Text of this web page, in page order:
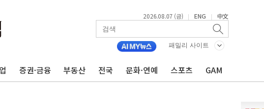
2026.08.07 (금) | ENG | 中文
패밀리 사이트
증권·금융 부동산 전국 문화·연예 스포츠 GAM
화하며 대부분 상승… "2분기 기업 순이익 21% 증가" 전망
크라 드론으로 나토 회원국 공격 검토… 거짓 깃발 작전"